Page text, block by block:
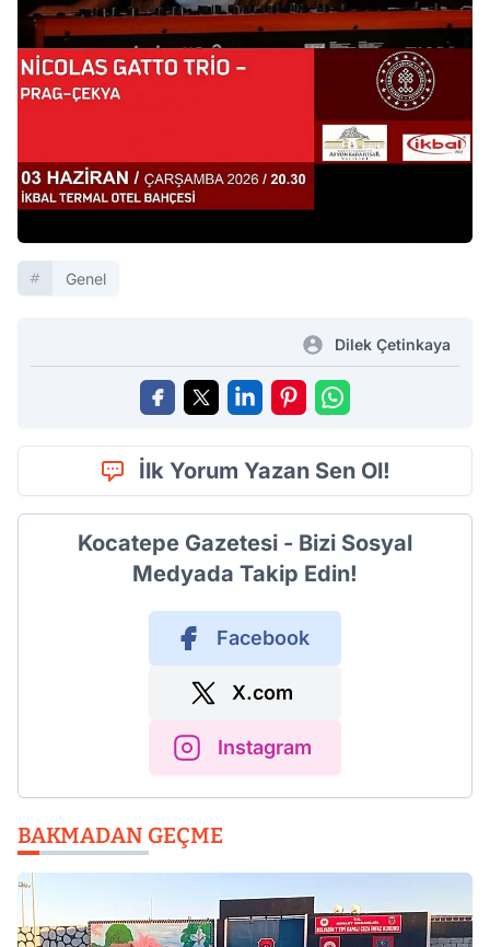
Genel
Dilek Çetinkaya
İlk Yorum Yazan Sen Ol!
Kocatepe Gazetesi - Bizi Sosyal
Medyada Takip Edin!
Facebook
X.com
Instagram
BAKMADAN GEÇME